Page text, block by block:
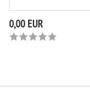
0,00 EUR